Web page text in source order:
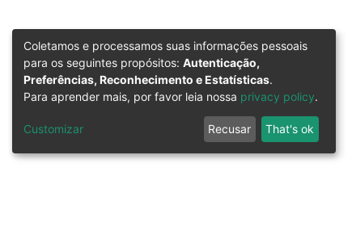
Coletamos e processamos suas informações pessoais
para os seguintes propósitos: Autenticação,
Preferências, Reconhecimento e Estatísticas.
Para aprender mais, por favor leia nossa privacy policy.
Customizar Recusar That's ok